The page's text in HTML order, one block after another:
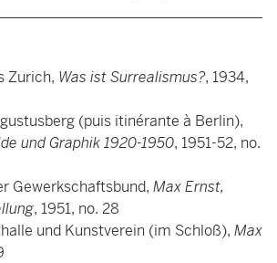
Zurich, Was ist Surrealismus?, 1934,
(puis itinérante à Berlin),
und Graphik 1920-1950, 1951-52, no.
Gewerkschaftsbund, Max Ernst,
, 1951, no. 28
und Kunstverein (im Schloß), Max